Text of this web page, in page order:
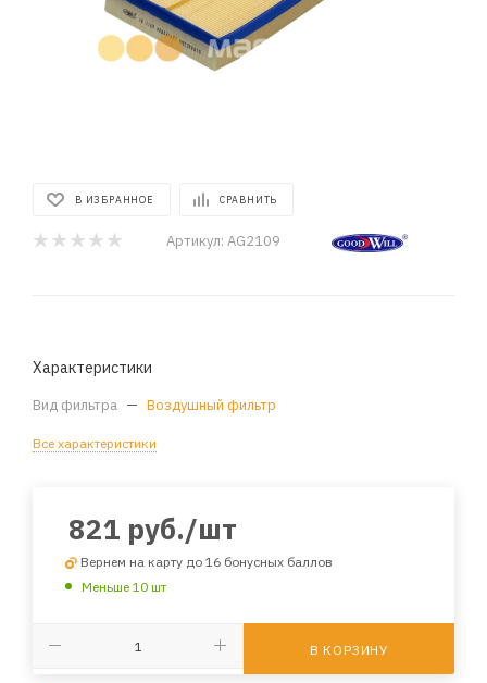
В ИЗБРАННОЕ СРАВНИТЬ
Артикул: AG2109
Характеристики
Вид фильтра — Воздушный фильтр
Все характеристики
821 руб./шт
Вернем на карту до 16 бонусных баллов
Меньше 10 шт
В КОРЗИНУ